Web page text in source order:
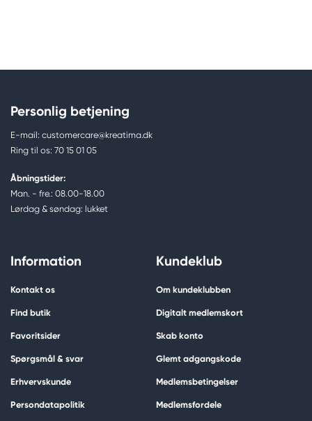
Personlig betjening
E-mail: customercare@kreatima.dk
Ring til os: 70 15 01 05
Åbningstider:
Man. - fre.: 08.00-18.00
Lørdag & søndag: lukket
Information
Kontakt os
Find butik
Favoritsider
Spørgsmål & svar
Erhvervskunde
Persondatapolitik
Kundeklub
Om kundeklubben
Digitalt medlemskort
Skab konto
Glemt adgangskode
Medlemsbetingelser
Medlemsfordele